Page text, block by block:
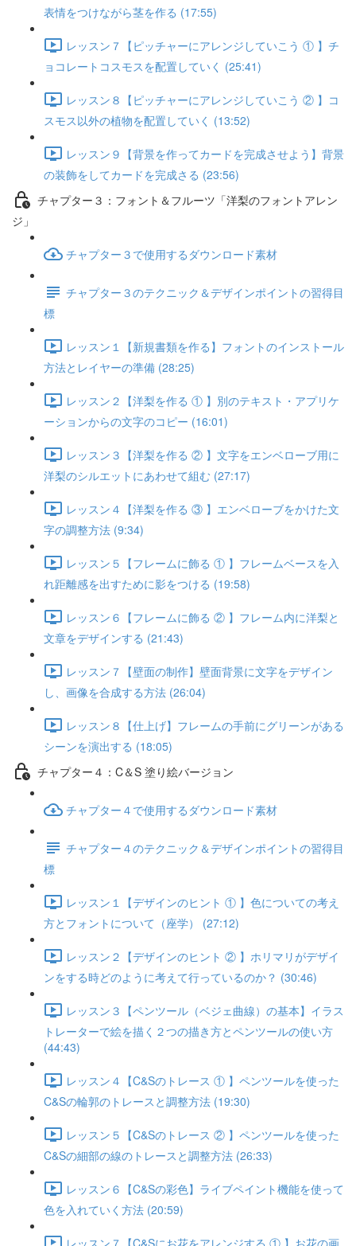
表情をつけながら茎を作る (17:55)
レッスン７【ピッチャーにアレンジしていこう ① 】チ
ョコレートコスモスを配置していく (25:41)
レッスン８【ピッチャーにアレンジしていこう ② 】コ
スモス以外の植物を配置していく (13:52)
レッスン９【背景を作ってカードを完成させよう】背景
の装飾をしてカードを完成さる (23:56)
チャプター３：フォント＆フルーツ「洋梨のフォントアレン
ジ」
チャプター３で使用するダウンロード素材
チャプター３のテクニック＆デザインポイントの習得目
標
レッスン１【新規書類を作る】フォントのインストール
方法とレイヤーの準備 (28:25)
レッスン２【洋梨を作る ① 】別のテキスト・アプリケ
ーションからの文字のコピー (16:01)
レッスン３【洋梨を作る ② 】文字をエンベローブ用に
洋梨のシルエットにあわせて組む (27:17)
レッスン４【洋梨を作る ③ 】エンベローブをかけた文
字の調整方法 (9:34)
レッスン５【フレームに飾る ① 】フレームベースを入
れ距離感を出すために影をつける (19:58)
レッスン６【フレームに飾る ② 】フレーム内に洋梨と
文章をデザインする (21:43)
レッスン７【壁面の制作】壁面背景に文字をデザイン
し、画像を合成する方法 (26:04)
レッスン８【仕上げ】フレームの手前にグリーンがある
シーンを演出する (18:05)
チャプター４：C＆S 塗り絵バージョン
チャプター４で使用するダウンロード素材
チャプター４のテクニック＆デザインポイントの習得目
標
レッスン１【デザインのヒント ① 】色についての考え
方とフォントについて（座学） (27:12)
レッスン２【デザインのヒント ② 】ホリマリがデザイ
ンをする時どのように考えて行っているのか？ (30:46)
レッスン３【ペンツール（ベジェ曲線）の基本】イラス
トレーターで絵を描く２つの描き方とペンツールの使い方
(44:43)
レッスン４【C&Sのトレース ① 】ペンツールを使った
C&Sの輪郭のトレースと調整方法 (19:30)
レッスン５【C&Sのトレース ② 】ペンツールを使った
C&Sの細部の線のトレースと調整方法 (26:33)
レッスン６【C&Sの彩色】ライブペイント機能を使って
色を入れていく方法 (20:59)
レッスン７【C&Sにお花をアレンジする ① 】お花の画